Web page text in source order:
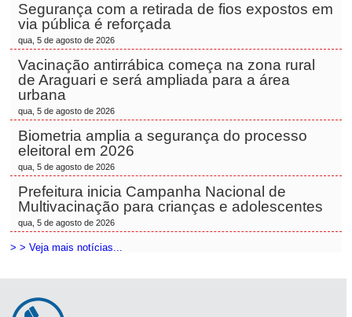
Segurança com a retirada de fios expostos em
via pública é reforçada
qua, 5 de agosto de 2026
Vacinação antirrábica começa na zona rural
de Araguari e será ampliada para a área
urbana
qua, 5 de agosto de 2026
Biometria amplia a segurança do processo
eleitoral em 2026
qua, 5 de agosto de 2026
Prefeitura inicia Campanha Nacional de
Multivacinação para crianças e adolescentes
qua, 5 de agosto de 2026
> > Veja mais notícias...